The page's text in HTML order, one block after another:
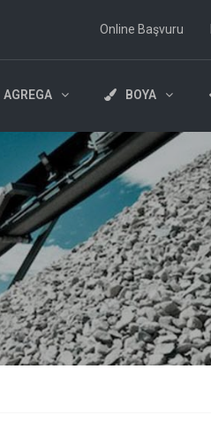
Online Başvuru
AGREGA BOYA